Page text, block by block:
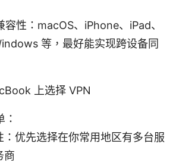
容性：macOS、iPhone、iPad、
等，最好能实现跨设备同
上选择 VPN
：优先选择在你常用地区有多台服
商